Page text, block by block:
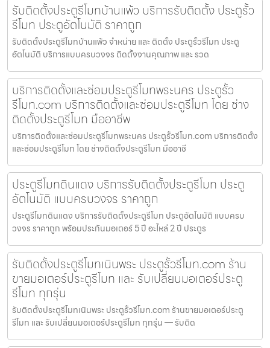
รับติดตั้งประตูรีโมทบ้านแพ้ว บริการรับติดตั้ง ประตูรั้ว
รีโมท ประตูอัตโนมัติ ราคาถูก
รับติดตั้งประตูรีโมทบ้านแพ้ว จำหน่าย และ ติดตั้ง ประตูรั้วรีโมท ประตู
อัตโนมัติ บริการแบบครบวงจร ติดตั้งงานคุณภาพ และ รวด
บริการติดตั้งและซ่อมประตูรีโมทพระนคร ประตูรั้ว
รีโมท.com บริการติดตั้งและซ่อมประตูรีโมท โดย ช่าง
ติดตั้งประตูรีโมท มืออาชีพ
บริการติดตั้งและซ่อมประตูรีโมทพระนคร ประตูรั้วรีโมท.com บริการติดตั้ง
และซ่อมประตูรีโมท โดย ช่างติดตั้งประตูรีโมท มืออาชี
ประตูรีโมทดินแดง บริการรับติดตั้งประตูรีโมท ประตู
อัตโนมัติ แบบครบวงจร ราคาถูก
ประตูรีโมทดินแดง บริการรับติดตั้งประตูรีโมท ประตูอัตโนมัติ แบบครบ
วงจร ราคาถูก พร้อมประกันมอเตอร์ 5 ปี อะไหล่ 2 ปี ประตูร
รับติดตั้งประตูรีโมทเนินพระ ประตูรั้วรีโมท.com ร้าน
ขายมอเตอร์ประตูรีโมท และ รับเปลี่ยนมอเตอร์ประตู
รีโมท ทุกรุ่น
รับติดตั้งประตูรีโมทเนินพระ ประตูรั้วรีโมท.com ร้านขายมอเตอร์ประตู
รีโมท และ รับเปลี่ยนมอเตอร์ประตูรีโมท ทุกรุ่น — รับติด